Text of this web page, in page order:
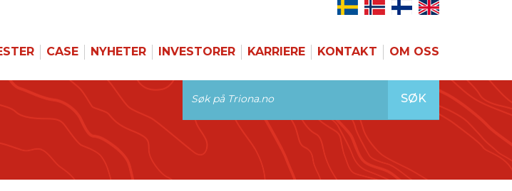
CASE NYHETER INVESTORER KARRIERE KONTAKT OM OSS
SØK